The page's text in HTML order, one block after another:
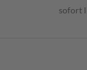
sofort